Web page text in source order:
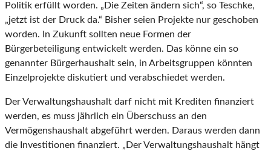
Politik erfüllt worden. „Die Zeiten ändern sich“, so Teschke,
„jetzt ist der Druck da.“ Bisher seien Projekte nur geschoben
worden. In Zukunft sollten neue Formen der
Bürgerbeteiligung entwickelt werden. Das könne ein so
genannter Bürgerhaushalt sein, in Arbeitsgruppen könnten
Einzelprojekte diskutiert und verabschiedet werden.
Der Verwaltungshaushalt darf nicht mit Krediten finanziert
werden, es muss jährlich ein Überschuss an den
Vermögenshaushalt abgeführt werden. Daraus werden dann
die Investitionen finanziert. „Der Verwaltungshaushalt hängt